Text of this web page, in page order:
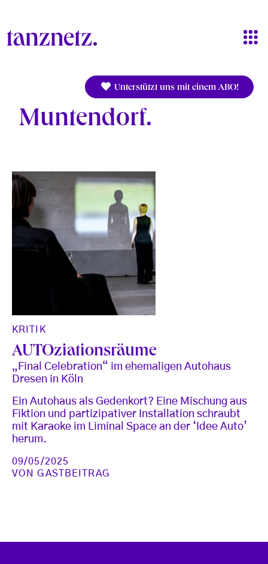
Unterstützt uns mit einem ABO!
Muntendorf
KRITIK
AUTOziationsräume
„Final Celebration“ im ehemaligen Autohaus
Dresen in Köln
Ein Autohaus als Gedenkort? Eine Mischung aus
Fiktion und partizipativer Installation schraubt
mit Karaoke im Liminal Space an der ‘Idee Auto’
herum.
09/05/2025
VONGASTBEITRAG